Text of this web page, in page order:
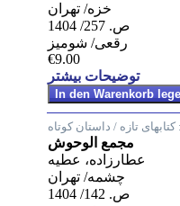
خزه/ تهران
ص. 257/ 1404
رقعی/ شومیز
€9.00
توضیحات بیشتر
کتابهای تازه / داستان کوتاه
مجمع الوحوش
عطارزاده، عطیه
چشمه/ تهران
ص. 142/ 1404